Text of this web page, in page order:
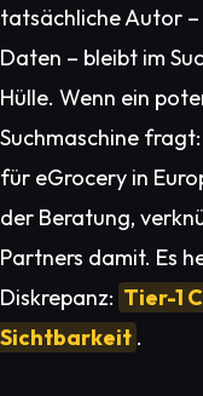
tatsächliche Autor
Daten – bleibt im
Hülle. Wenn ein
Suchmaschine fragt:
für eGrocery in
der Beratung,
Partners damit. Es
Diskrepanz: Tier-1
Sichtbarkeit .